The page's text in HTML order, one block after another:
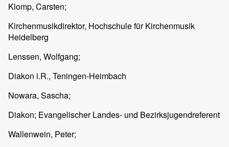
Klomp, Carsten;
Kirchenmusikdirektor, Hochschule für Kirchenmusik
Heidelberg
Lenssen, Wolfgang;
Diakon i.R., Teningen-Heimbach
Nowara, Sascha;
Diakon; Evangelischer Landes- und Bezirksjugendreferent
Wallenwein, Peter;